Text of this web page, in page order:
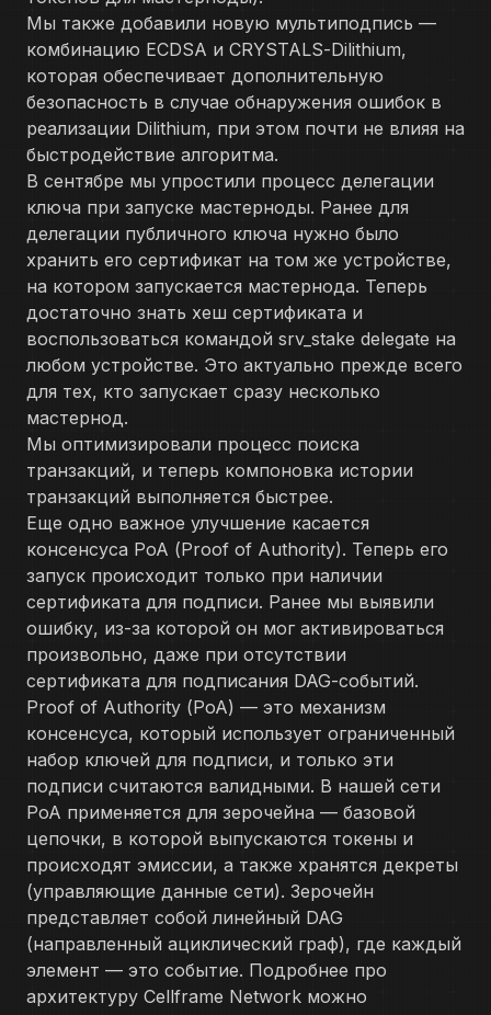
Мы также добавили новую мультиподпись —
комбинацию ECDSA и CRYSTALS-Dilithium,
которая обеспечивает дополнительную
безопасность в случае обнаружения ошибок в
реализации Dilithium, при этом почти не влияя на
быстродействие алгоритма.
В сентябре мы упростили процесс делегации
ключа при запуске мастерноды. Ранее для
делегации публичного ключа нужно было
хранить его сертификат на том же устройстве,
на котором запускается мастернода. Теперь
достаточно знать хеш сертификата и
воспользоваться командой srv_stake delegate на
любом устройстве. Это актуально прежде всего
для тех, кто запускает сразу несколько
мастернод.
Мы оптимизировали процесс поиска
транзакций, и теперь компоновка истории
транзакций выполняется быстрее.
Еще одно важное улучшение касается
консенсуса PoA (Proof of Authority). Теперь его
запуск происходит только при наличии
сертификата для подписи. Ранее мы выявили
ошибку, из-за которой он мог активироваться
произвольно, даже при отсутствии
сертификата для подписания DAG-событий.
Proof of Authority (PoA) — это механизм
консенсуса, который использует ограниченный
набор ключей для подписи, и только эти
подписи считаются валидными. В нашей сети
PoA применяется для зерочейна — базовой
цепочки, в которой выпускаются токены и
происходят эмиссии, а также хранятся декреты
(управляющие данные сети). Зерочейн
представляет собой линейный DAG
(направленный ациклический граф), где каждый
элемент — это событие. Подробнее про
архитектуру Cellframe Network можно